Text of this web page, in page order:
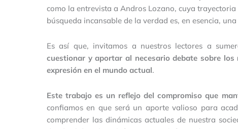
como la entrevista a Andros Lozano, cuya
búsqueda incansable de la verdad es, en esencia,
Es así que, invitamos a nuestros lectores a
cuestionar y aportar al necesario debate sobre
expresión en el mundo actual.
Este trabajo es un reflejo del compromiso que
confiamos en que será un aporte valioso para
comprender las dinámicas actuales de nuestra